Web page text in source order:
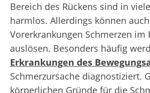
Bereich des Rückens sind in
harmlos. Allerdings können
Vorerkrankungen Schmerzen im
auslösen. Besonders häufig
Erkrankungen des
Schmerzursache diagnostiziert.
körperlichen Gründe für die